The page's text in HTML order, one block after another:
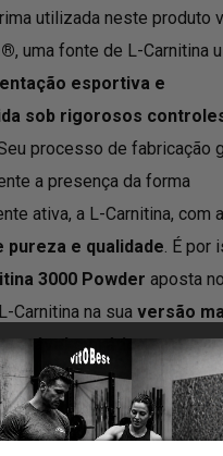
utilizada neste produto
, uma fonte de L-Carnitina
esportiva e
sob rigorosos
processo de fabricação
a presença da forma
ativa, a L-Carnitina, com
pureza e qualidade. É por
3000 Powder aposta
Carnitina na sua versão
estável e práticapara